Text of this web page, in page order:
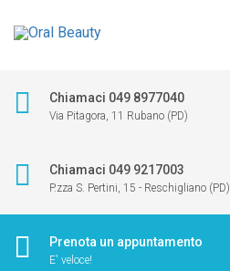
Chiamaci 049 8977040
Via Pitagora, 11 Rubano (PD)
Chiamaci 049 9217003
P.zza S. Pertini, 15 - Reschigliano (PD)
Prenota un appuntamento
E' veloce!